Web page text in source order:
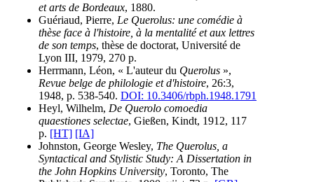
et arts de Bordeaux, 1880.
Guériaud, Pierre, Le Querolus: une comédie à
thèse face à l'histoire, à la mentalité et aux lettres
de son temps, thèse de doctorat, Université de
Lyon III, 1979, 270 p.
Herrmann, Léon, « L'auteur du Querolus »,
Revue belge de philologie et d'histoire, 26:3,
1948, p. 538-540. DOI: 10.3406/rbph.1948.1791
Heyl, Wilhelm, De Querolo comoedia
quaestiones selectae, Gießen, Kindt, 1912, 117
p. [HT] [IA]
Johnston, George Wesley, The Querolus, a
Syntactical and Stylistic Study: A Dissertation in
the John Hopkins University, Toronto, The